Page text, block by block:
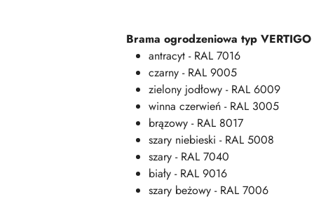
Brama ogrodzeniowa typ VERTIGO
antracyt - RAL 7016
czarny - RAL 9005
zielony jodłowy - RAL 6009
winna czerwień - RAL 3005
brązowy - RAL 8017
szary niebieski - RAL 5008
szary - RAL 7040
biały - RAL 9016
szary beżowy - RAL 7006